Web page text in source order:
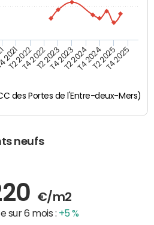
des Portes de l'Entre-deux-Mers)
T2 2022T4 2022T2 2023T4 2023T2 2024T4 2024T2 2025T4 2025
neufs
€/m2
sur 6 mois : +5 %